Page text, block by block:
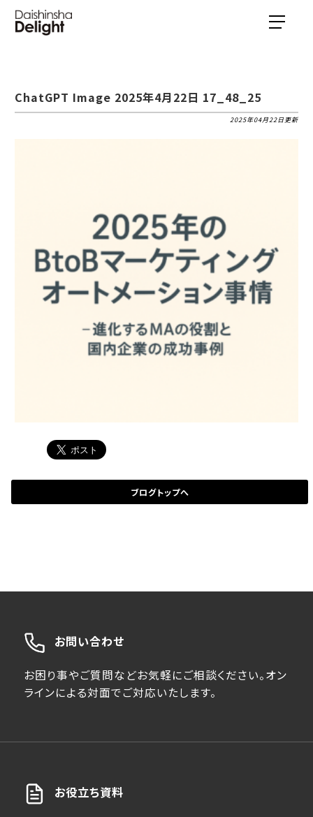
ChatGPT Image 2025年4月22日 17_48_25
2025年04月22日更新
ブログトップへ
お問い合わせ
お困り事やご質問などお気軽にご相談ください。オン
ラインによる対面でご対応いたします。
お役立ち資料